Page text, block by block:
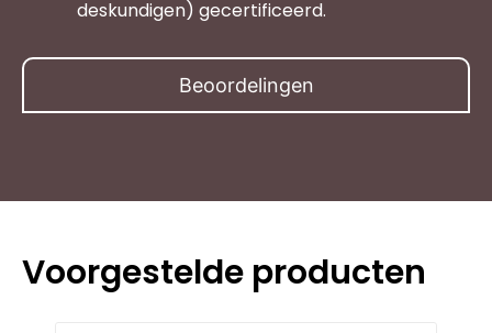
Beoordelingen
deskundigen) gecertificeerd.
Voorgestelde producten